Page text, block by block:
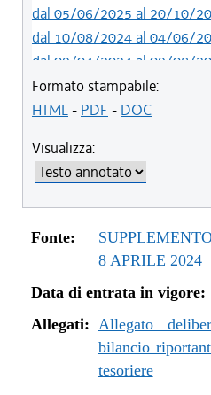
dal 05/06/2025 al 20/10/
dal 10/08/2024 al 04/06/
dal 09/04/2024 al 09/08/
Formato stampabile:
HTML- PDF - DOC
Visualizza:
Fonte:
8 APRILE 2024
Data di entrata in vigore:
Allegati: Allegato
bilancio
tesoriere